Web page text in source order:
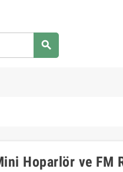
search
Hoparlör ve FM